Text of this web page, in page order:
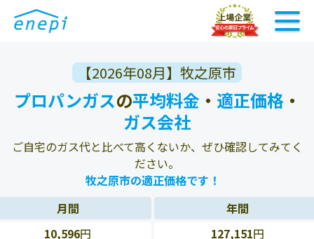
【2026年08月】牧之原市
プロパンガスの平均料金 ・ 適正価格 ・
ガス会社
ご自宅のガス代と比べて高くないか、ぜひ確認してみてく
ださい。
牧之原市の適正価格です！
月間
年間
10,596円 127,151円